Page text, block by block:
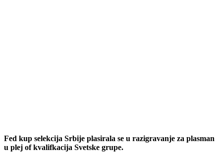
Fed kup selekcija Srbije plasirala se u razigravanje za plasman
u plej of kvalifkacija Svetske grupe.